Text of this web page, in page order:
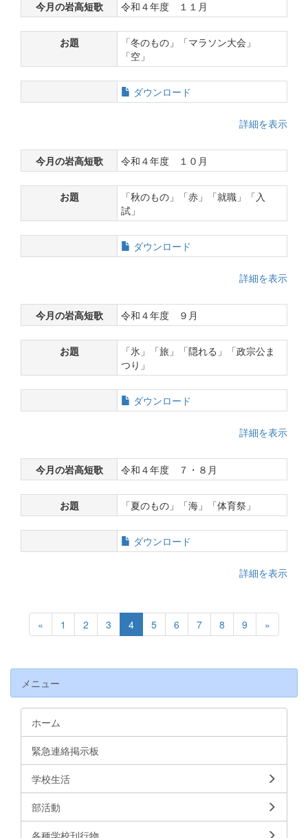
今月の岩高短歌 令和４年度 １１月
お題
「冬のもの」「マラソン大会」
「空」
ダウンロード
詳細を表示
今月の岩高短歌 令和４年度 １０月
お題
「秋のもの」「赤」「就職」「入
試」
ダウンロード
詳細を表示
今月の岩高短歌 令和４年度 ９月
お題
「氷」「旅」「隠れる」「政宗公ま
つり」
ダウンロード
詳細を表示
今月の岩高短歌 令和４年度 ７・８月
お題 「夏のもの」「海」「体育祭」
ダウンロード
詳細を表示
« 1 2 3 4 5 6 7 8 9 »
メニュー
ホーム
緊急連絡掲示板
学校生活
部活動
各種学校刊行物